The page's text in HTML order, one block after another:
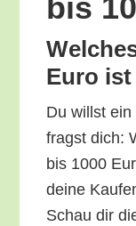
bis
Euro
Du willst
fragst dich:
bis 1000
dei­ne
Schau dir